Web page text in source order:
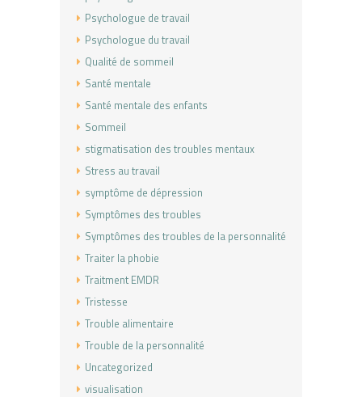
Psychologue de travail
Psychologue du travail
Qualité de sommeil
Santé mentale
Santé mentale des enfants
Sommeil
stigmatisation des troubles mentaux
Stress au travail
symptôme de dépression
Symptômes des troubles
Symptômes des troubles de la personnalité
Traiter la phobie
Traitment EMDR
Tristesse
Trouble alimentaire
Trouble de la personnalité
Uncategorized
visualisation